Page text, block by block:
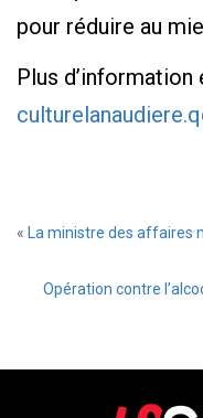
pour réduire au
Plus d’information
« La ministre des affaires
Opération contre